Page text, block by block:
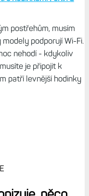
postřehům, musím
podporují Wi-Fi.
nehodí - kdykoliv
je připojit k
patří levnější hodinky